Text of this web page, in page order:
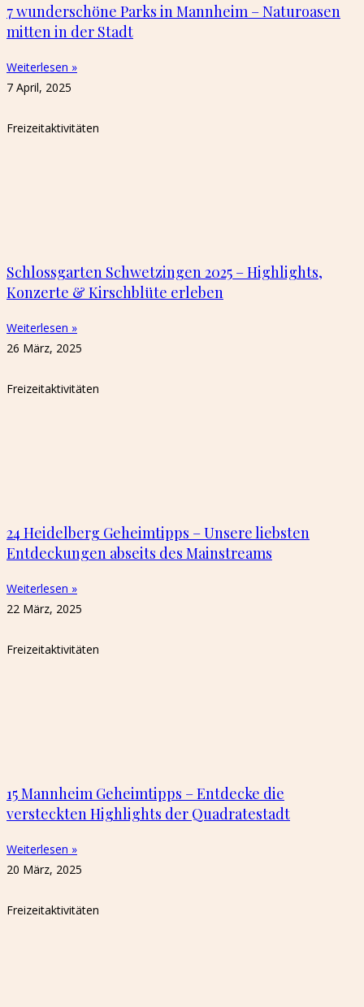
7 wunderschöne Parks in Mannheim – Naturoasen
mitten in der Stadt
Weiterlesen »
7 April, 2025
Freizeitaktivitäten
Schlossgarten Schwetzingen 2025 – Highlights,
Konzerte & Kirschblüte erleben
Weiterlesen »
26 März, 2025
Freizeitaktivitäten
24 Heidelberg Geheimtipps – Unsere liebsten
Entdeckungen abseits des Mainstreams
Weiterlesen »
22 März, 2025
Freizeitaktivitäten
15 Mannheim Geheimtipps – Entdecke die
versteckten Highlights der Quadratestadt
Weiterlesen »
20 März, 2025
Freizeitaktivitäten